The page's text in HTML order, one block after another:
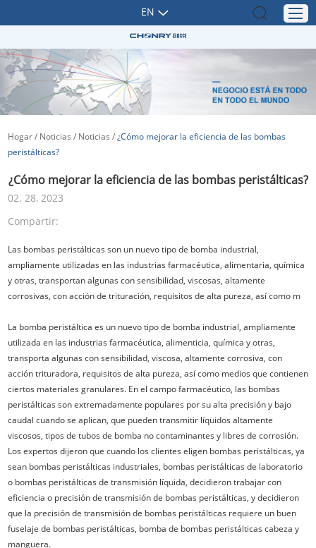
EN
Hogar/ Noticias / Noticias /¿Cómo mejorar la eficiencia de las bombas
peristálticas?
¿Cómo mejorar la eficiencia de las bombas peristálticas?
02. 28, 2023
Compartir:
Las bombas peristálticas son un nuevo tipo de bomba industrial,
ampliamente utilizadas en las industrias farmacéutica, alimentaria, química
y otras, transportan algunas con sensibilidad, viscosas, altamente
corrosivas, con acción de trituración, requisitos de alta pureza, así como m
La bomba peristáltica es un nuevo tipo de bomba industrial, ampliamente
utilizada en las industrias farmacéutica, alimenticia, química y otras,
transporta algunas con sensibilidad, viscosa, altamente corrosiva, con
acción trituradora, requisitos de alta pureza, así como medios que contienen
ciertos materiales granulares. En el campo farmacéutico, las bombas
peristálticas son extremadamente populares por su alta precisión y bajo
caudal cuando se aplican, que pueden transmitir líquidos altamente
viscosos, tipos de tubos de bomba no contaminantes y libres de corrosión.
Los expertos dijeron que cuando los clientes eligen bombas peristálticas, ya
sean bombas peristálticas industriales, bombas peristálticas de laboratorio
o bombas peristálticas de transmisión líquida, decidieron trabajar con
eficiencia o precisión de transmisión de bombas peristálticas, y decidieron
que la precisión de transmisión de bombas peristálticas requiere un buen
fuselaje de bombas peristálticas, bomba de bombas peristálticas cabeza y
manguera.